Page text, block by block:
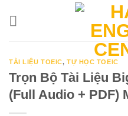
TÀI LIỆU TOEIC, TỰ HỌC TOEIC
Trọn Bộ Tài Liệu
(Full Audio + PDF)